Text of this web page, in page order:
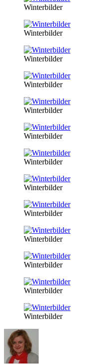
Winterbilder
Winterbilder
Winterbilder
Winterbilder
Winterbilder
Winterbilder
Winterbilder
Winterbilder
Winterbilder
Winterbilder
Winterbilder
Winterbilder
Winterbilder